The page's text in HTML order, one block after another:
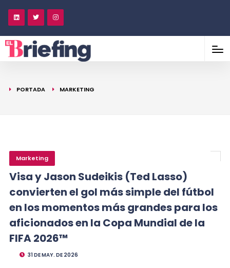
PORTADA MARKETING
Marketing
Visa y Jason Sudeikis (Ted Lasso)
convierten el gol más simple del fútbol
en los momentos más grandes para los
aficionados en la Copa Mundial de la
FIFA 2026™
31 DE MAY. DE 2026